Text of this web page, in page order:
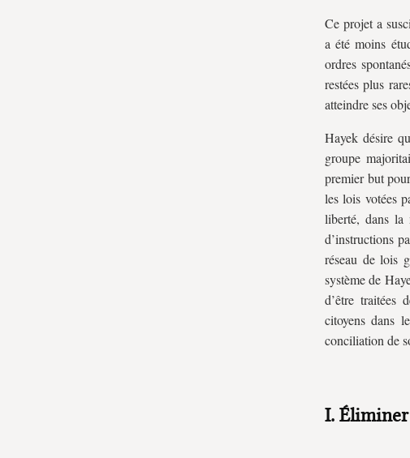
Ce projet a
a été moins
ordres
restées plus
atteindre ses
Hayek désire
groupe
premier but
les lois votées
liberté, dans la
d’instructions
réseau de lois
système de
d’être traitées
citoyens dans
conciliation de
I.